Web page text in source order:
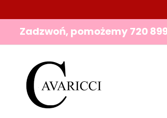
Zadzwoń, pomożemy720